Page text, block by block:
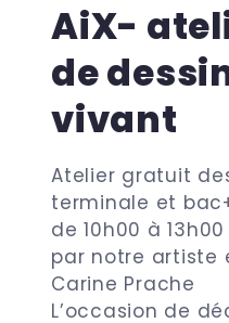
AiX-
de
vivant
Atelier gratuit
terminale et
de 10h00 à 13h00
par notre artiste
Carine Prache
L’occasion de